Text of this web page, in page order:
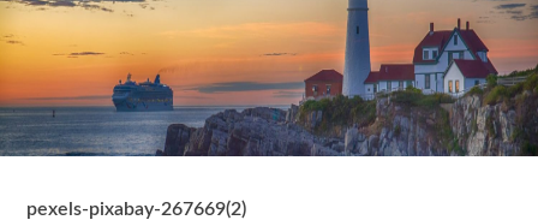
ス
キ
ッ
プ
pexels-pixabay-267669(2)